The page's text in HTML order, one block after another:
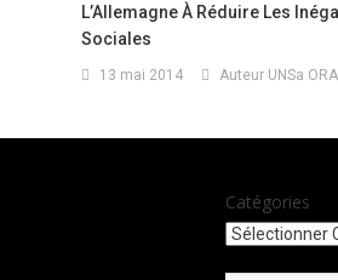
L’Allemagne À Réduire Les
Sociales
13 mai 2014 Auteur UNSa
Catégories